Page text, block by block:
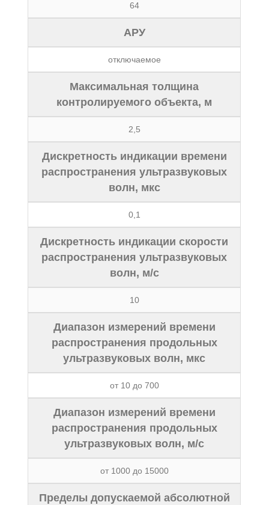
64
АРУ
отключаемое
Максимальная толщина
контролируемого объекта, м
2,5
Дискретность индикации времени
распространения ультразвуковых
волн, мкс
0,1
Дискретность индикации скорости
распространения ультразвуковых
волн, м/с
10
Диапазон измерений времени
распространения продольных
ультразвуковых волн, мкс
от 10 до 700
Диапазон измерений времени
распространения продольных
ультразвуковых волн, м/с
от 1000 до 15000
Пределы допускаемой абсолютной